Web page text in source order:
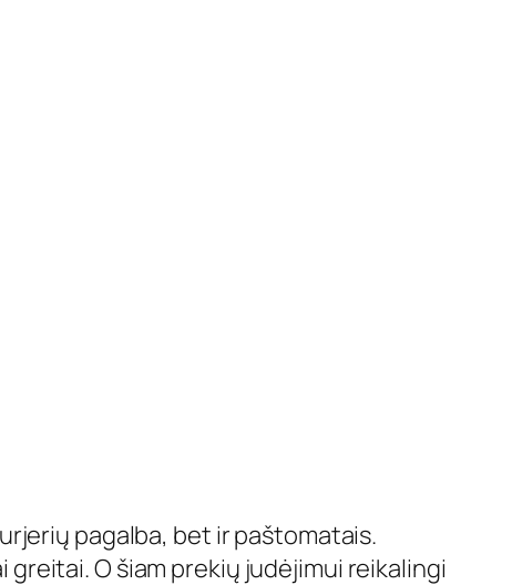
pagalba, bet ir paštomatais.
O šiam prekių judėjimui reikalingi